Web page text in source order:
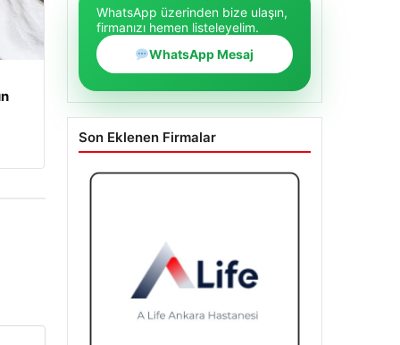
firmanızı hemen listeleyelim.